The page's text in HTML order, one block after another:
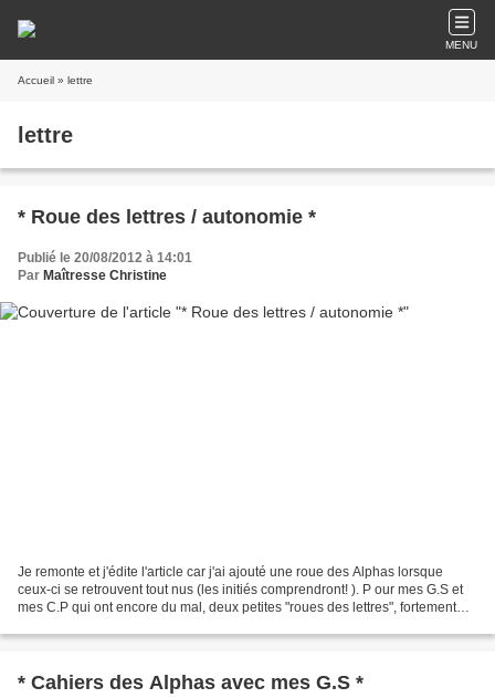
MENU
Accueil » lettre
lettre
* Roue des lettres / autonomie *
Publié le 20/08/2012 à 14:01
Par Maîtresse Christine
Je remonte et j'édite l'article car j'ai ajouté une roue des Alphas lorsque
ceux-ci se retrouvent tout nus (les initiés comprendront! ). P our mes G.S et
mes C.P qui ont encore du mal, deux petites "roues des lettres", fortement
* Cahiers des Alphas avec mes G.S *